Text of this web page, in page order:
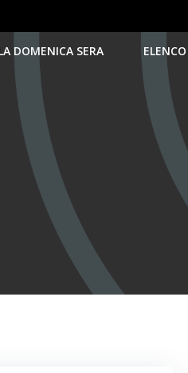
DOMENICA SERA